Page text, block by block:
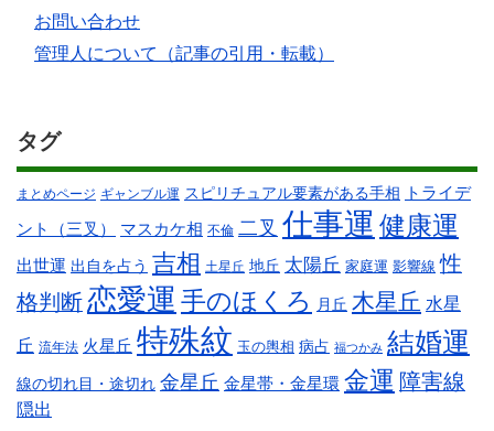
お問い合わせ
管理人について（記事の引用・転載）
タグ
まとめページ ギャンブル運 スピリチュアル要素がある手相 トライデ
ント（三叉） マスカケ相 不倫 二叉 仕事運 健康運
出世運 出自を占う 吉相 土星丘 地丘 太陽丘 家庭運 影響線 性
格判断恋愛運 手のほくろ 月丘 木星丘 水星
丘 流年法 火星丘 特殊紋 玉の輿相 病占 福つかみ 結婚運
線の切れ目・途切れ 金星丘 金星帯・金星環 金運 障害線
隠出